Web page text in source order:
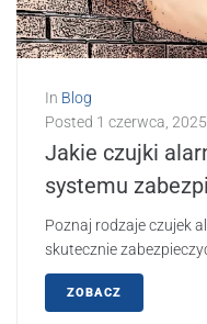
In Blog
Posted 1 czerwca, 2025
Jakie czujki
systemu
Poznaj rodzaje czujek
skutecznie
ZOBACZ